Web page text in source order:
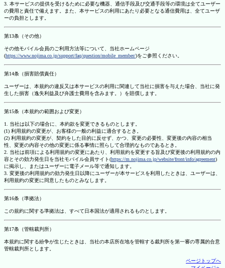
3. 本サービスの提供を受けるために必要な機器、通信手段及び交通手段等の環境は全てユーザー
の費用と責任で備えます。また、本サービスの利用にあたり必要となる通信費用は、全てユーザ
ーの負担とします。
第13条（その他）
その他モバイル会員のご利用方法等について、当社ホームページ
(https://www.nojima.co.jp/support/faq/question/mobile_member/)をご参照ください。
第14条（損害賠償責任）
ユーザーは、本規約の違反又は本サービスの利用に関連して当社に損害を与えた場合、当社に発
生した損害（逸失利益及び弁護士費用を含みます。）を賠償します。
第15条（本規約の範囲および変更）
1. 当社は以下の場合に、本約款を変更できるものとします。
(1) 利用規約の変更が、お客様の一般の利益に適合するとき。
(2) 利用規約の変更が、契約をした目的に反せず、かつ、変更の必要性、変更後の内容の相当
性、変更の内容その他の変更に係る事情に照らして合理的なものであるとき。
2. 当社は前項による利用規約の変更にあたり、利用規約を変更する旨及び変更後の利用規約の内
容とその効力発生日を当社モバイル会員サイト(https://m.nojima.co.jp/website/front/info/agreement)
に掲示し、またはユーザーに電子メール等で通知します。
3. 変更後の利用規約の効力発生日以降にユーザーが本サービスを利用したときは、ユーザーは、
利用規約の変更に同意したものとみなします。
第16条（準拠法）
この規約に関する準拠法は、すべて日本国法が適用されるものとします。
第17条（管轄裁判所）
本規約に関する紛争が生じたときは、当社の本店所在地を管轄する裁判所を第一審の専属的合意
管轄裁判所とします。
ページトップへ